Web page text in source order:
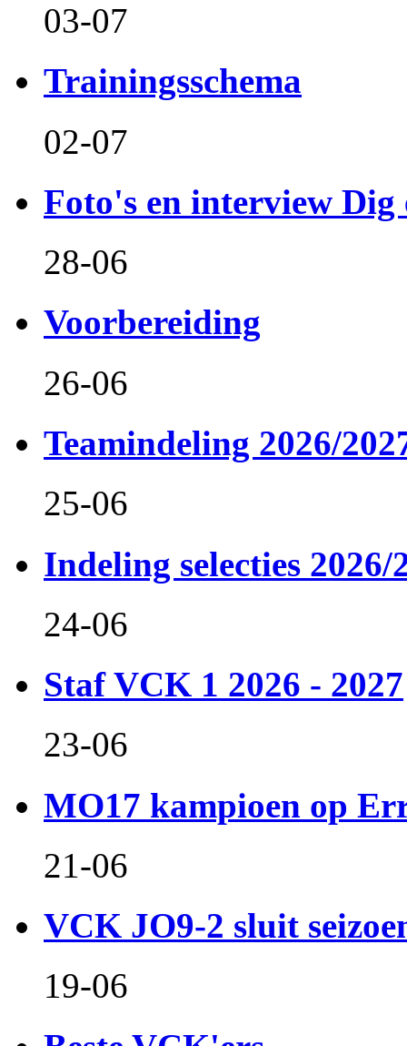
03-07
Trainingsschema
02-07
Foto's en interview Dig
28-06
Voorbereiding
26-06
Teamindeling 2026/
25-06
Indeling selecties 2026/
24-06
Staf VCK 1 2026 - 2027
23-06
MO17 kampioen op
21-06
VCK JO9-2 sluit
19-06